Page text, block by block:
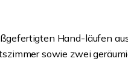
Hand-läufen
sowie zwei